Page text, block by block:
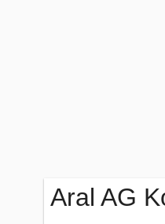
Aral AG